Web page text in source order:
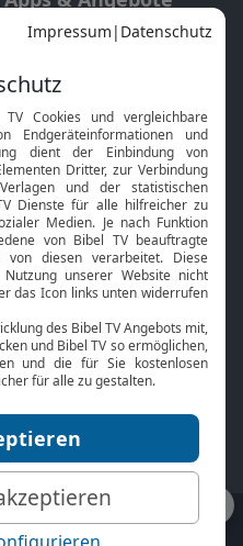
Mobile App
Smart TV
HbbTV
Bibelthek Online-Bibel
Nächster Gottesdienst
Service
Kontakt
TV-Empfang
Datenschutz